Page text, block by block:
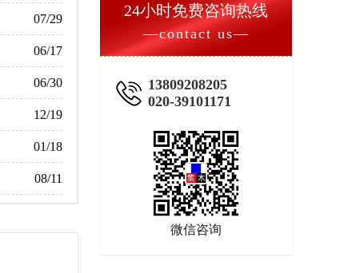
07/29
06/17
06/30
12/19
01/18
08/11
24小时免费咨询热线
—contact us—
13809208205
020-39101171
微信咨询